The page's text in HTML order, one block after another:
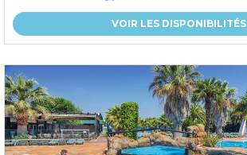
VOIR LES DISPONIBILITÉS